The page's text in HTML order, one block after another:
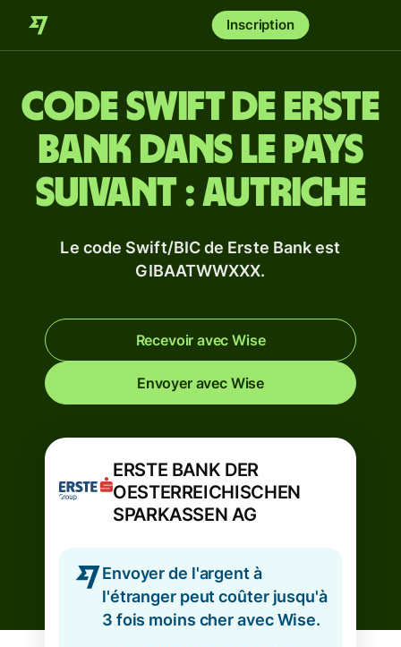
Inscription
Code Swift de Erste
Bank dans le pays
suivant : Autriche
Le code Swift/BIC de Erste Bank est
GIBAATWWXXX.
Recevoir avec Wise
Envoyer avec Wise
ERSTE BANK DER
OESTERREICHISCHEN
SPARKASSEN AG
Envoyer de l'argent à
l'étranger peut coûter jusqu'à
3 fois moins cher avec Wise.